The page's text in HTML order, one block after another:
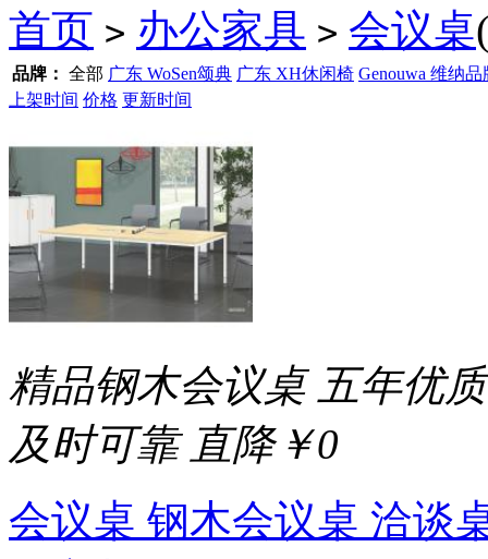
首页 > 办公家具 > 会议桌
品牌： 全部 广东 WoSen颂典 广东 XH休闲椅 Genouwa 维纳品
上架时间 价格 更新时间
精品钢木会议桌 五年优
及时可靠 直降￥0
会议桌 钢木会议桌 洽谈